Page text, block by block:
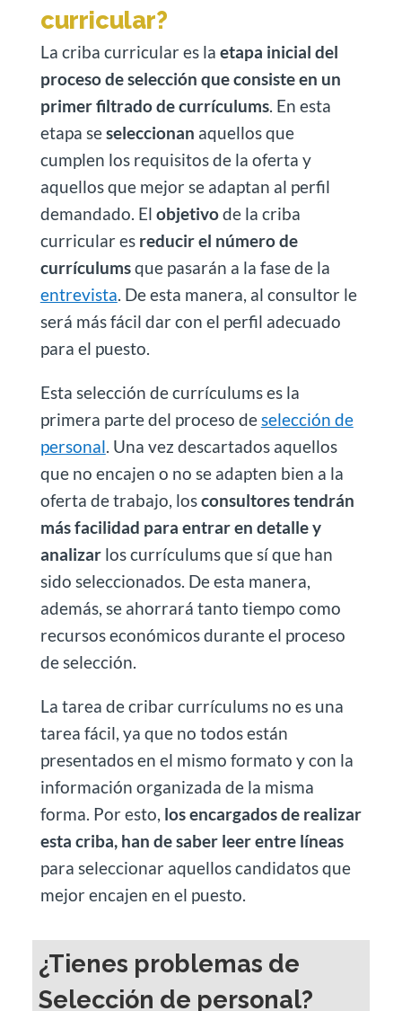
curricular?
La criba curricular es la etapa inicial del
proceso de selección que consiste en un
primer filtrado de currículums. En esta
etapa seseleccionan aquellos que
cumplen los requisitos de la oferta y
aquellos que mejor se adaptan al perfil
demandado. El objetivode la criba
curricular esreducir el número de
currículumsque pasarán a la fase de la
entrevista. De esta manera, al consultor le
será más fácil dar con el perfil adecuado
para el puesto.
Esta selección de currículums es la
primera parte del proceso deselección de
personal. Una vez descartados aquellos
que no encajen o no se adapten bien a la
oferta de trabajo, losconsultores tendrán
más facilidad para entrar en detalle y
analizarlos currículums que sí que han
sido seleccionados. De esta manera,
además, se ahorrará tanto tiempo como
recursos económicos durante el proceso
de selección.
La tarea de cribar currículums no es una
tarea fácil, ya que no todos están
presentados en el mismo formato y con la
información organizada de la misma
forma. Por esto, los encargados de realizar
esta criba, han de saber leer entre líneas
para seleccionar aquellos candidatos que
mejor encajen en el puesto.
¿Tienes problemas de
Selección de personal?